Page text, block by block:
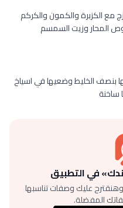
مع الكزبرة والكمون والكركم
المحار وزيت السمسم
بنصف الخليط وضعيها في اسياخ
ساخنة
في التطبيق
عليك وصفات تناسبها
المفضلة.